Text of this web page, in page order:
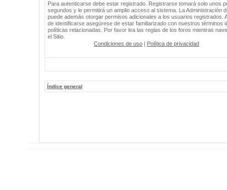
Para autenticarse debe estar registrado. Registrarse tomará solo unos
segundos y le permitirá un amplio acceso al sistema. La Administración
puede además otorgar permisos adicionales a los usuarios registrados.
de identificarse asegúrese de estar familiarizado con nuestros términos
políticas relacionadas. Por favor lea las reglas de los foros mientras
el Sitio.
Condiciones de uso | Política de privacidad
Índice general